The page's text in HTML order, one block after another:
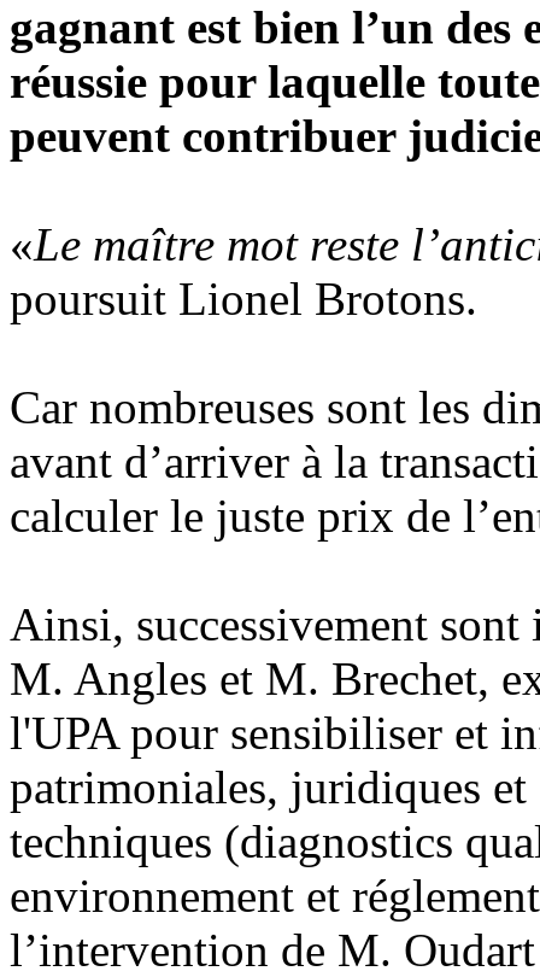
gagnant est bien l’un
réussie pour laquelle
peuvent contribuer
«Le maître mot reste
poursuit Lionel Brotons.
Car nombreuses sont les
avant d’arriver à la
calculer le juste prix de
Ainsi, successivement
M. Angles et M. Brechet,
l'UPA pour sensibiliser et
patrimoniales, juridiques et
techniques (diagnostics
environnement et
l’intervention de M.